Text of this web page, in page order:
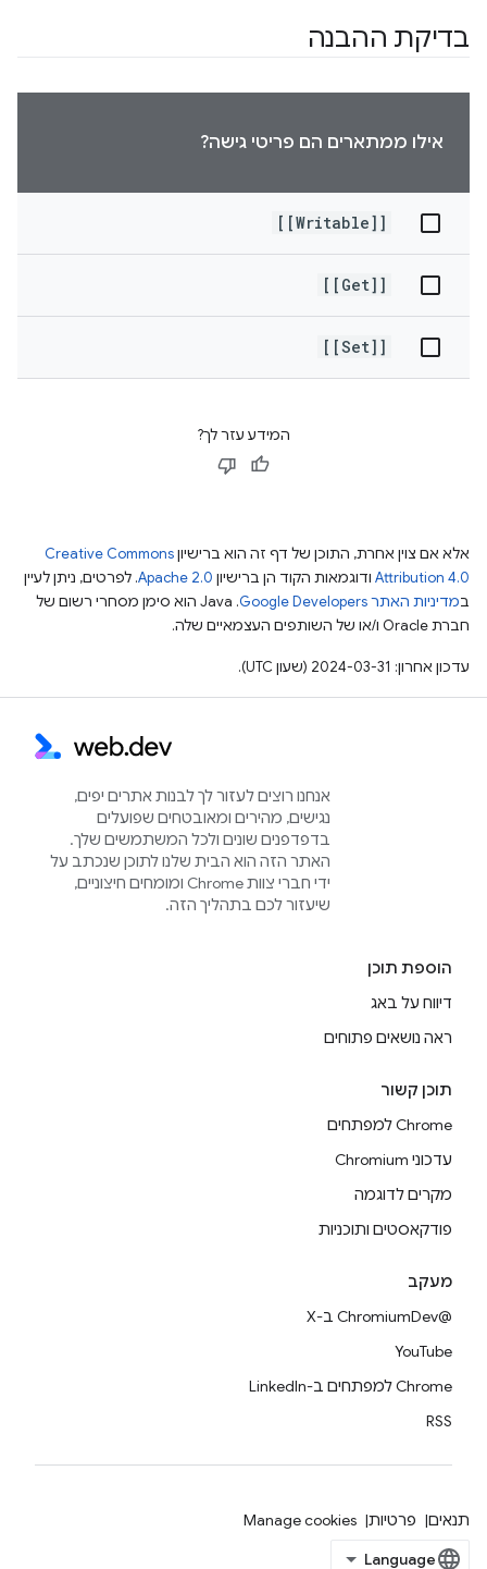
בדיקת ההבנה
אילו ממתארים הם פריטי גישה?
[[Writable]]
[[Get]]
[[Set]]
המידע עזר לך?
אלא אם צוין אחרת, התוכן של דף זה הוא ברישיוןCreative Commons
Attribution 4.0 ודוגמאות הקוד הן ברישיון Apache 2.0. לפרטים, ניתן לעיין
במדיניות האתר Google Developers‏
.‏ Java הוא סימן מסחרי רשום של
חברת Oracle ו/או של השותפים העצמאיים שלה.
עדכון אחרון: 2024-03-31 (שעון UTC).
אנחנו רוצים לעזור לך לבנות אתרים יפים,
נגישים, מהירים ומאובטחים שפועלים
בדפדפנים שונים ולכל המשתמשים שלך.
האתר הזה הוא הבית שלנו לתוכן שנכתב על
ידי חברי צוות Chrome ומומחים חיצוניים,
שיעזור לכם בתהליך הזה.
הוספת תוכן
דיווח על באג
ראה נושאים פתוחים
תוכן קשור
Chrome למפתחים
עדכוני Chromium
מקרים לדוגמה
פודקאסטים ותוכניות
מעקב
@ChromiumDev ב-X
YouTube
Chrome למפתחים ב-LinkedIn
RSS
תנאים פרטיות Manage cookies